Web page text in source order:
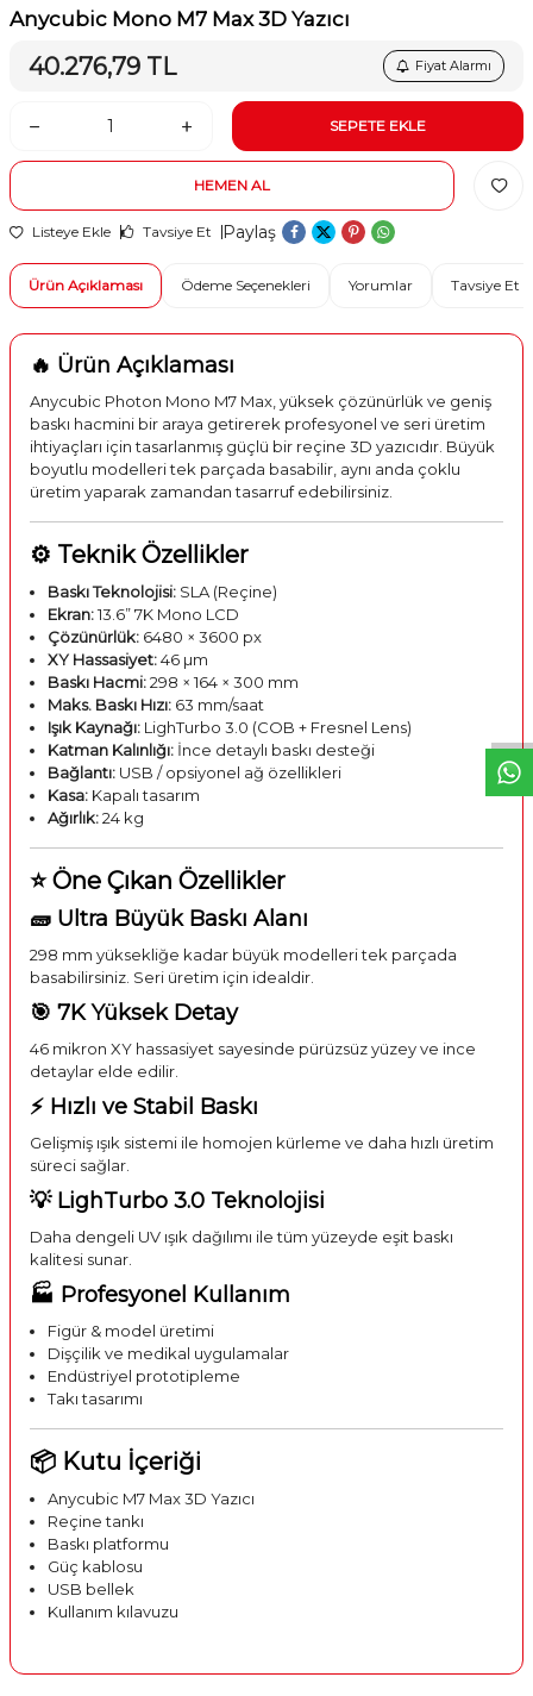
Anycubic Mono M7 Max 3D Yazıcı
40.276,79 TL Fiyat Alarmı
SEPETE EKLE
HEMEN AL
Listeye Ekle Tavsiye Et Paylaş
Ürün Açıklaması Ödeme Seçenekleri Yorumlar Tavsiye Et
🔥 Ürün Açıklaması
Anycubic Photon Mono M7 Max, yüksek çözünürlük ve geniş
baskı hacmini bir araya getirerek profesyonel ve seri üretim
ihtiyaçları için tasarlanmış güçlü bir reçine 3D yazıcıdır. Büyük
boyutlu modelleri tek parçada basabilir, aynı anda çoklu
üretim yaparak zamandan tasarruf edebilirsiniz.
⚙️ Teknik Özellikler
Baskı Teknolojisi: SLA (Reçine)
Ekran:13.6” 7K Mono LCD
Çözünürlük: 6480 × 3600 px
XY Hassasiyet:46 µm
Baskı Hacmi:298 × 164 × 300 mm
Maks. Baskı Hızı: 63 mm/saat
Işık Kaynağı: LighTurbo 3.0 (COB + Fresnel Lens)
Katman Kalınlığı: İnce detaylı baskı desteği
Bağlantı: USB / opsiyonel ağ özellikleri
Kasa: Kapalı tasarım
Ağırlık:24 kg
⭐ Öne Çıkan Özellikler
🧱 Ultra Büyük Baskı Alanı
298 mm yüksekliğe kadar büyük modelleri tek parçada
basabilirsiniz. Seri üretim için idealdir.
🎯 7K Yüksek Detay
46 mikron XY hassasiyet sayesinde pürüzsüz yüzey ve ince
detaylar elde edilir.
⚡ Hızlı ve Stabil Baskı
Gelişmiş ışık sistemi ile homojen kürleme ve daha hızlı üretim
süreci sağlar.
💡 LighTurbo 3.0 Teknolojisi
Daha dengeli UV ışık dağılımı ile tüm yüzeyde eşit baskı
kalitesi sunar.
🏭 Profesyonel Kullanım
Figür & model üretimi
Dişçilik ve medikal uygulamalar
Endüstriyel prototipleme
Takı tasarımı
📦 Kutu İçeriği
Anycubic M7 Max 3D Yazıcı
Reçine tankı
Baskı platformu
Güç kablosu
USB bellek
Kullanım kılavuzu